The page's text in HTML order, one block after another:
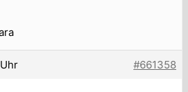
#661358